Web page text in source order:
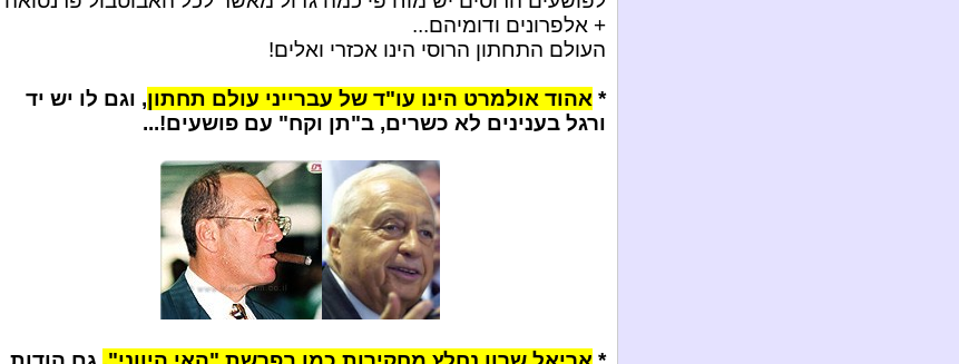
+ אלפרונים ודומיהם...
העולם התחתון הרוסי הינו אכזרי ואלים!
* אהוד אולמרט הינו עו"ד של עברייני עולם תחתון, וגם לו יש יד
ורגל בענינים לא כשרים, ב"תן וקח" עם פושעים!...